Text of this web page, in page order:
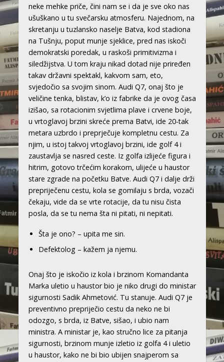
neke mehke priče, čini nam se i da je sve oko nas
ušuškano u tu svečarsku atmosferu. Najednom, na
skretanju u tuzlansko naselje Batva, kod stadiona
na Tušnju, poput munje sjeklice, pred nas iskoči
demokratski poredak, u raskoši primitivizma i
siledžijstva. U tom kraju nikad dotad nije priređen
takav državni spektakl, kakvom sam, eto,
svjedočio sa svojim sinom. Audi Q7, onaj što je
veličine tenka, blistav, k’o iz fabrike da je ovog časa
izišao, sa rotacionim svjetlima plave i crvene boje,
u vrtoglavoj brzini skreće prema Batvi, ide 20-tak
metara uzbrdo i preprječuje kompletnu cestu. Za
njim, u istoj takvoj vrtoglavoj brzini, ide golf 4 i
zaustavlja se nasred ceste. Iz golfa izlijeće figura i
hitrim, gotovo trčećim korakom, ulijeće u haustor
stare zgrade na početku Batve. Audi Q7 i dalje drži
prepriječenu cestu, kola se gomilaju s brda, vozači
čekaju, vide da se vrte rotacije, da tu nisu čista
posla, da se tu nema šta ni pitati, ni nepitati.
Šta je ono? – upita me sin.
Defektolog – kažem ja njemu.
Onaj što je iskočio iz kola i brzinom Komandanta
Marka uletio u haustor bio je niko drugi do ministar
sigurnosti Sadik Ahmetović. Tu stanuje. Audi Q7 je
preventivno prepriječio cestu da neko ne bi
odozgo, s brda, iz Batve, sišao, i ubio nam
ministra. A ministar je, kao stručno lice za pitanja
sigurnosti, brzinom munje izletio iz golfa 4 i uletio
u haustor, kako ne bi bio ubijen snajperom sa